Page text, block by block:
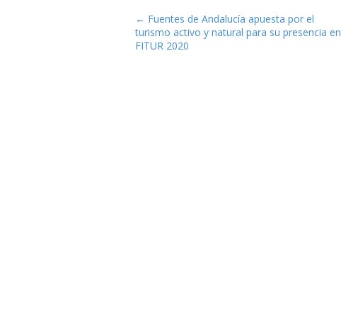
Navegación de entradas
← Fuentes de Andalucía apuesta por el
turismo activo y natural para su presencia en
FITUR 2020